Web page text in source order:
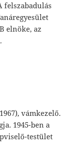
felszabadulás
elnöke,az
vámkezelő.
1945-bena
testület